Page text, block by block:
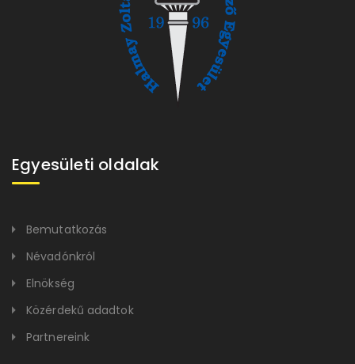
Egyesületi oldalak
Bemutatkozás
Névadónkról
Elnökség
Közérdekű adadtok
Partnereink